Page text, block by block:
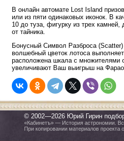
В онлайн автомате Lost Island
или из пяти одинаковых иконок. В
10 до туза, фигурку из трех
от тайника.
Бонусный Символ Разброса
волшебный цветок лотоса
расположена шкала с множителями
увеличивают Ваш выигрыш на
© 2002—2026 Юрий Гирин
«Кабинетъ» — История астрономии.
При копировании материалов проекта